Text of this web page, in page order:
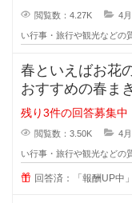
すめの方法を教
閲覧数：4.27K 4
い行事・旅行や観光などの
春といえばお花
おすすめの春ま
そろ花壇の準備
残り3件の回答募集中
閲覧数：3.50K 4
い行事・旅行や観光などの
回答済：「報酬UP中